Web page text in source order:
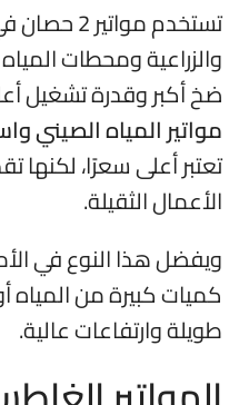
تستخدم
والزراعية ومحطات
ضخ أكبر وقدرة تشغيل
مواتير المياه الصيني
تعتبر أعلى سعرًا، لكنها
الأعمال الثقيلة.
ويفضل هذا النوع في
كميات كبيرة من المياه
طويلة وارتفاعات عالية.